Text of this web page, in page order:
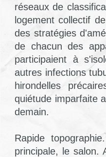
réseaux de
logement collectif
des stratégies
de chacun des
participaient à
autres infections
hirondelles
quiétude imparfaite
demain.
Rapide
principale, le salon.